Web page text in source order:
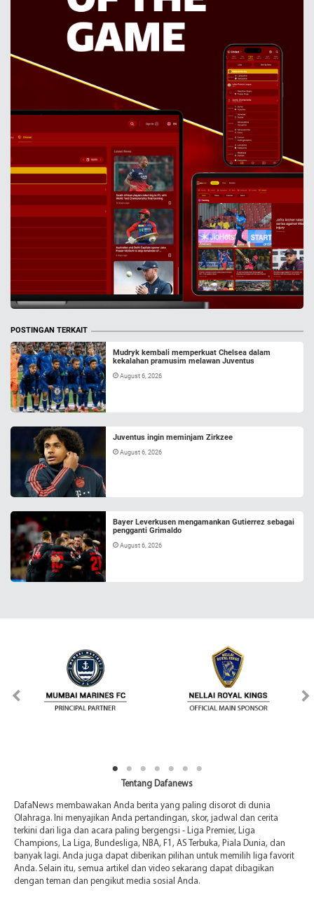
POSTINGAN TERKAIT
Mudryk kembali memperkuat Chelsea dalam
kekalahan pramusim melawan Juventus
August 6, 2026
Juventus ingin meminjam Zirkzee
August 6, 2026
Bayer Leverkusen mengamankan Gutierrez sebagai
pengganti Grimaldo
August 6, 2026
Tentang Dafanews
DafaNews membawakan Anda berita yang paling disorot di dunia
Olahraga. Ini menyajikan Anda pertandingan, skor, jadwal dan cerita
terkini dari liga dan acara paling bergengsi - Liga Premier, Liga
Champions, La Liga, Bundesliga, NBA, F1, AS Terbuka, Piala Dunia, dan
banyak lagi. Anda juga dapat diberikan pilihan untuk memilih liga favorit
Anda. Selain itu, semua artikel dan video sekarang dapat dibagikan
dengan teman dan pengikut media sosial Anda.